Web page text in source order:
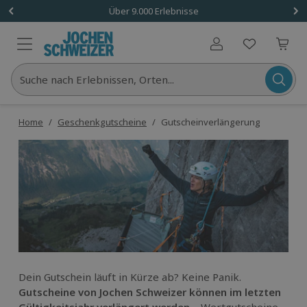
Über 9.000 Erlebnisse
Benutzerkonto
Suche nach Erlebnissen, Orten...
Home / Geschenkgutscheine / Gutscheinverlängerung
Dein Gutschein läuft in Kürze ab? Keine Panik.
Gutscheine von Jochen Schweizer können im letzten